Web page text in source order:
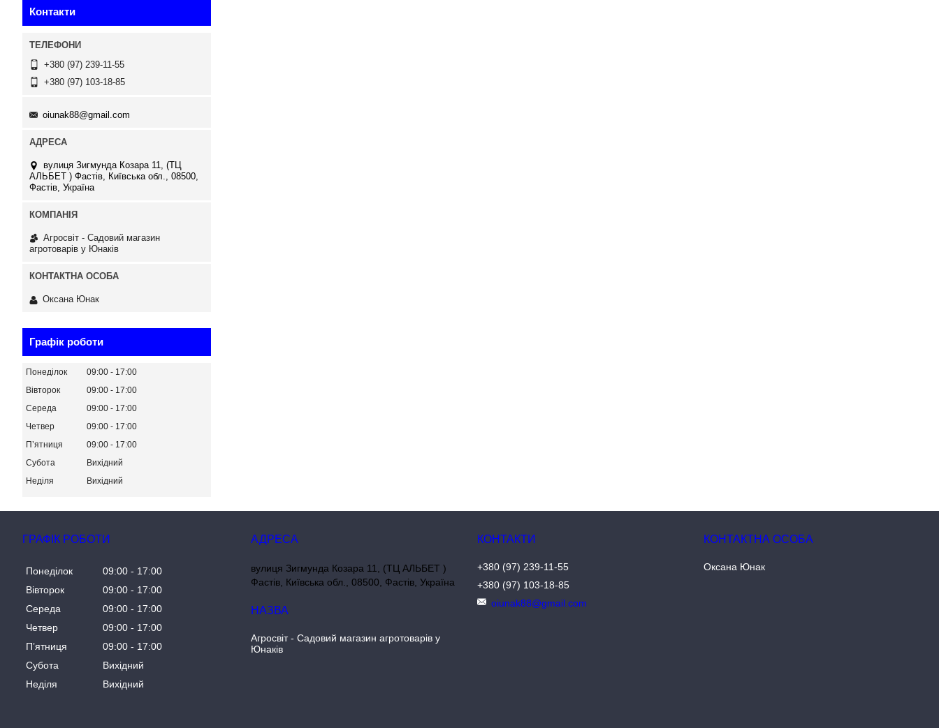
Контакти
+380 (97) 239-11-55
+380 (97) 103-18-85
oiunak88@gmail.com
вулиця Зигмунда Козара 11, (ТЦ
АЛЬБЕТ ) Фастів, Київська обл., 08500,
Фастів, Україна
Агросвіт - Садовий магазин
агротоварів у Юнаків
Оксана Юнак
Графік роботи
Понеділок 09:00
17:00
Вівторок
09:00
17:00
Середа
09:00
17:00
Четвер
09:00
17:00
Пʼятниця
09:00
17:00
Субота
Вихідний
Неділя
Вихідний
ГРАФІК РОБОТИ
Понеділок 09:00
17:00
Вівторок
09:00
17:00
Середа
09:00
17:00
Четвер
09:00
17:00
Пʼятниця
09:00
17:00
Субота
Вихідний
Неділя
Вихідний
вулиця Зигмунда Козара 11, (ТЦ АЛЬБЕТ )
Фастів, Київська обл., 08500, Фастів, Україна
Агросвіт - Садовий магазин агротоварів у
Юнаків
+380 (97) 239-11-55
+380 (97) 103-18-85
oiunak88@gmail.com
Оксана Юнак